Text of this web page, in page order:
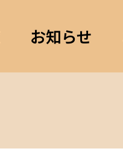
お知らせ